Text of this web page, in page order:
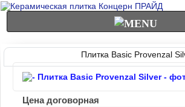
Плитка Basic Provenzal
Цена договорная